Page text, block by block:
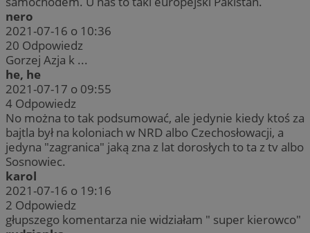
nero
2021-07-16 o 10:36
20 Odpowiedz
Gorzej Azja k ...
he, he
2021-07-17 o 09:55
4 Odpowiedz
No można to tak podsumować, ale jedynie kiedy ktoś za
bajtla był na koloniach w NRD albo Czechosłowacji, a
jedyna "zagranica" jaką zna z lat dorosłych to ta z tv albo
Sosnowiec.
karol
2021-07-16 o 19:16
2 Odpowiedz
głupszego komentarza nie widziałam " super kierowco"